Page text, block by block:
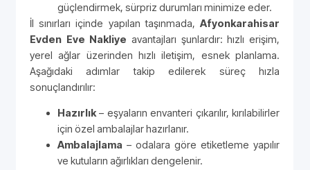
güçlendirmek, sürpriz durumları minimize eder.
İl sınırları içinde yapılan taşınmada, Afyonkarahisar
Evden Eve Nakliye avantajları şunlardır: hızlı erişim,
yerel ağlar üzerinden hızlı iletişim, esnek planlama.
Aşağıdaki adımlar takip edilerek süreç hızla
sonuçlandırılır:
Hazırlık – eşyaların envanteri çıkarılır, kırılabilirler
için özel ambalajlar hazırlanır.
Ambalajlama – odalara göre etiketleme yapılır
ve kutuların ağırlıkları dengelenir.